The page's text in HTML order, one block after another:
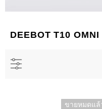
DEEBOT T10 OMNI
ขายหมดแล้